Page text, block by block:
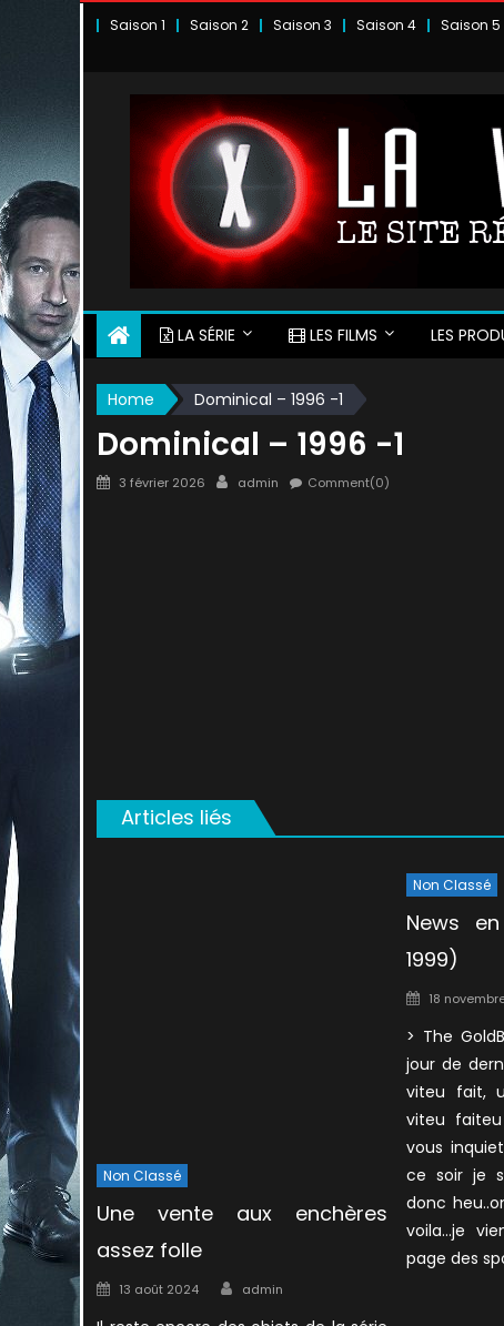
Saison 1 Saison 2 Saison 3 Saison 4 Saison 5
LA SÉRIE LES FILMS LES
Home Dominical – 1996 -1
Dominical – 1996 -1
Posted
3 février 2026 Author
admin Comment(0)
Articles liés
Non Classé
Une vente aux enchères
assez folle
Posted
13 août 2024 Author
admin
Non Classé
News
1999)
Posted
18
> The
jour de
viteu fait,
viteu
vous
ce soir je
donc
voila…je
page des